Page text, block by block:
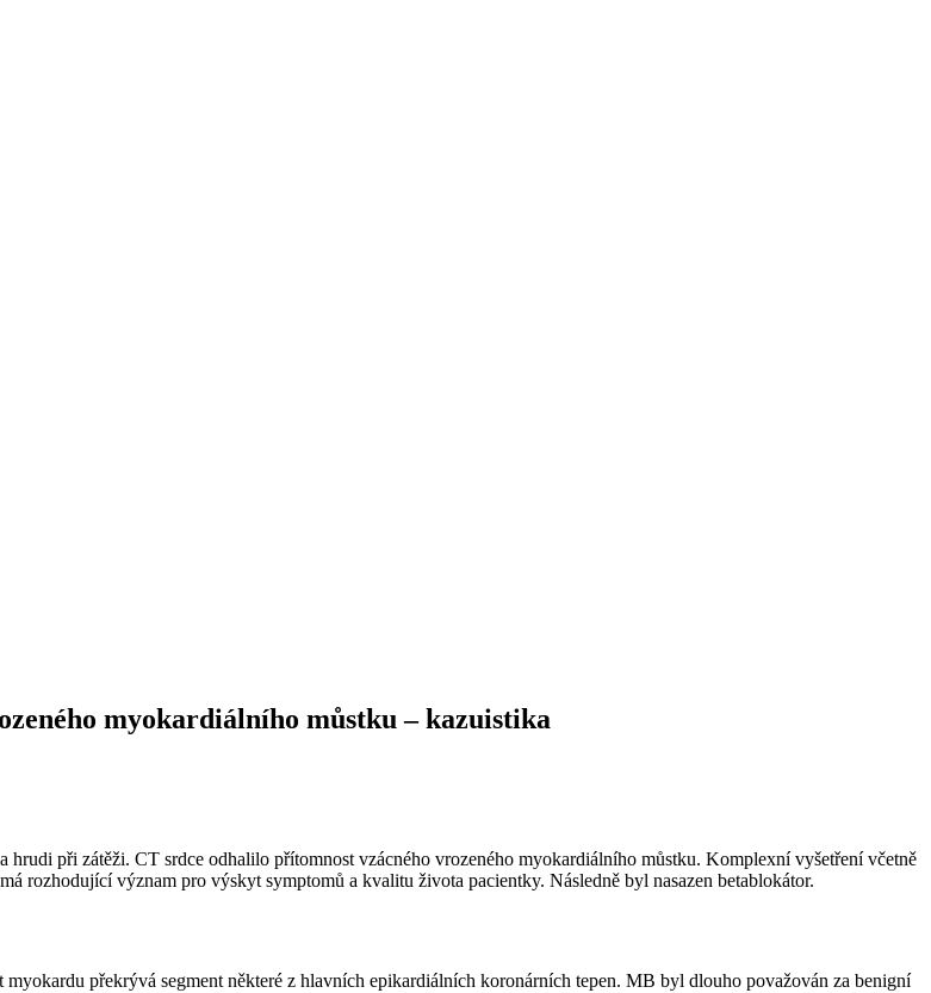
myokardiálního můstku –⁠ kazuistika
při zátěži. CT srdce odhalilo přítomnost vzácného vrozeného myokardiálního můstku. Komplexní vyšetření včetně
rozhodující význam pro výskyt symptomů a kvalitu života pacientky. Následně byl nasazen betablokátor.
překrývá segment některé z hlavních epikardiálních koronárních tepen. MB byl dlouho považován za benigní